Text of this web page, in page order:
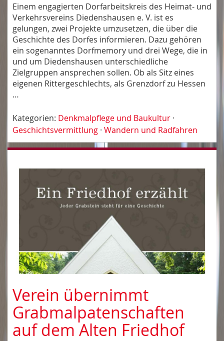
Einem engagierten Dorfarbeitskreis des Heimat- und
Verkehrsvereins Diedenshausen e. V. ist es
gelungen, zwei Projekte umzusetzen, die über die
Geschichte des Dorfes informieren. Dazu gehören
ein sogenanntes Dorfmemory und drei Wege, die in
und um Diedenshausen unterschiedliche
Zielgruppen ansprechen sollen. Ob als Sitz eines
eigenen Rittergeschlechts, als Grenzdorf zu Hessen
…
Kategorien: Denkmalpflege und Baukultur ·
Geschichtsvermittlung · Wandern und Radfahren
Verein übernimmt
Grabmalpatenschaften
auf dem Alten Friedhof